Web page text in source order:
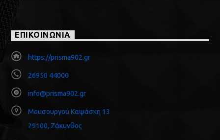
ΕΠΙΚΟΙΝΩΝΙΑ
https://prisma902.gr
26950 44000
info@prisma902.gr
Μουσουργού Καψάσκη 13
29100, Ζάκυνθος